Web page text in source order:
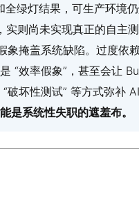
全绿灯结果，可生产环
则尚未实现真正的自主
象掩盖系统缺陷。过度依
“效率假象”，甚至会让
坏性测试” 等方式弥补
是系统性失职的遮羞布。